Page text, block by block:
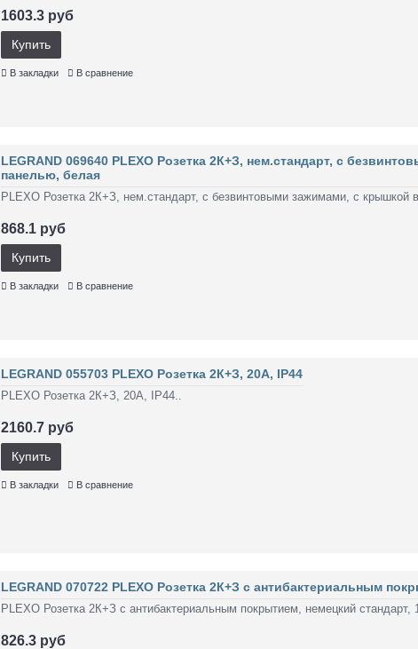
1603.3 руб
Купить
В закладки В сравнение
LEGRAND 069640 PLEXO Розетка 2К+З, нем.стандарт, с
панелью, белая
PLEXO Розетка 2К+З, нем.стандарт, с безвинтовыми зажимами, с крышкой
868.1 руб
Купить
В закладки В сравнение
LEGRAND 055703 PLEXO Розетка 2К+З, 20А, IP44
PLEXO Розетка 2К+З, 20А, IP44..
2160.7 руб
Купить
В закладки В сравнение
LEGRAND 070722 PLEXO Розетка 2К+З с антибактериальным
PLEXO Розетка 2К+З с антибактериальным покрытием, немецкий
826.3 руб